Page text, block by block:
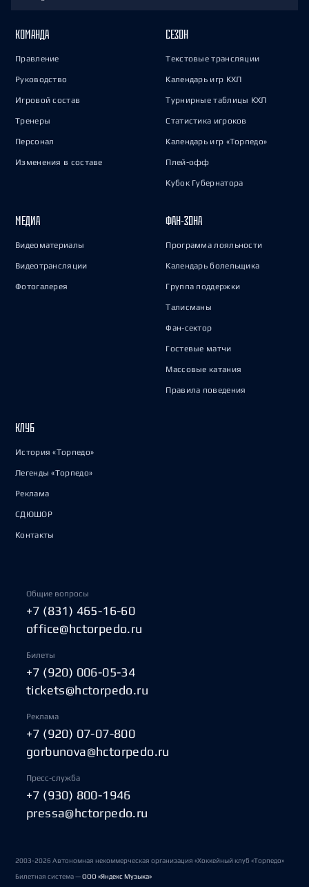
КОМАНДА
Правление
Руководство
Игровой состав
Тренеры
Персонал
Изменения в составе
СЕЗОН
Текстовые трансляции
Календарь игр КХЛ
Турнирные таблицы КХЛ
Статистика игроков
Календарь игр «Торпедо»
Плей-офф
Кубок Губернатора
МЕДИА
Видеоматериалы
Видеотрансляции
Фотогалерея
ФАН-ЗОНА
Программа лояльности
Календарь болельщика
Группа поддержки
Талисманы
Фан-сектор
Гостевые матчи
Массовые катания
Правила поведения
КЛУБ
История «Торпедо»
Легенды «Торпедо»
Реклама
СДЮШОР
Контакты
Общие вопросы
+7 (831) 465-16-60
office@hctorpedo.ru
Билеты
+7 (920) 006-05-34
tickets@hctorpedo.ru
Реклама
+7 (920) 07-07-800
gorbunova@hctorpedo.ru
Пресс-служба
+7 (930) 800-1946
pressa@hctorpedo.ru
2003-2026 Автономная некоммерческая организация «Хоккейный клуб «Торпедо»
Билетная система —ООО «Яндекс Музыка»